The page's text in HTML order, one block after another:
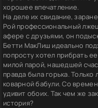
хорошее впечатление.
На деле их свидание,
Рой профессиональный
афере с друзьями, он
Бетти МакЛиш идеально
попросту хотел прибрать
милой парой, нашедшей
правда была горька. Только
коварной бабули. Со
удивит обоих. Так чем же
история?